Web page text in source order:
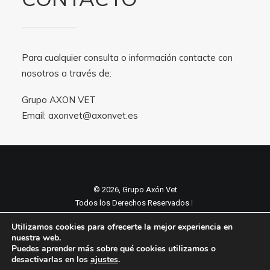
Para cualquier consulta o información contacte con
nosotros a través de:
Grupo AXON VET
Email: axonvet@axonvet.es
© 2026, Grupo Axón Vet
Todos los Derechos Reservados ǀ
Política de cookies
Utilizamos cookies para ofrecerte la mejor experiencia en
nuestra web.
Puedes aprender más sobre qué cookies utilizamos o
desactivarlas en los ajustes.